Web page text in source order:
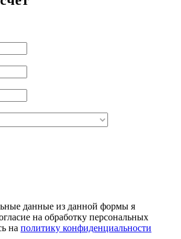
данные из данной формы я
на обработку персональных
на политику конфиденциальности